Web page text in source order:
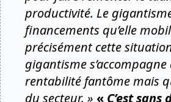
productivité. Le
financements qu’elle
précisément cette
gigantisme s’accompagne
rentabilité fantôme mais
du secteur. » « C’est sans